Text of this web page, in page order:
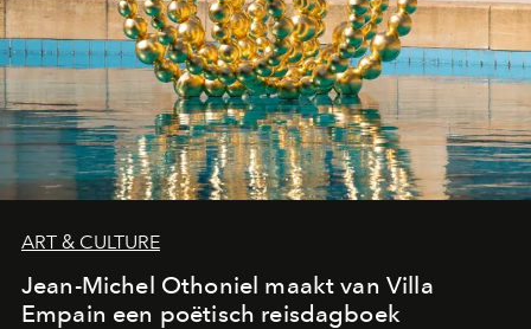
ART & CULTURE
Jean-Michel Othoniel maakt van Villa
Empain een poëtisch reisdagboek